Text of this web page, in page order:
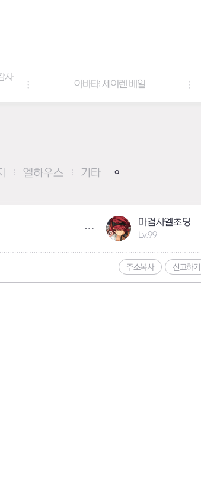
렌 베일 아바타 & 헤어 컬러 팔
엘하우스 기타
마검사엘초딩
Lv.99
주소복사 신고하기